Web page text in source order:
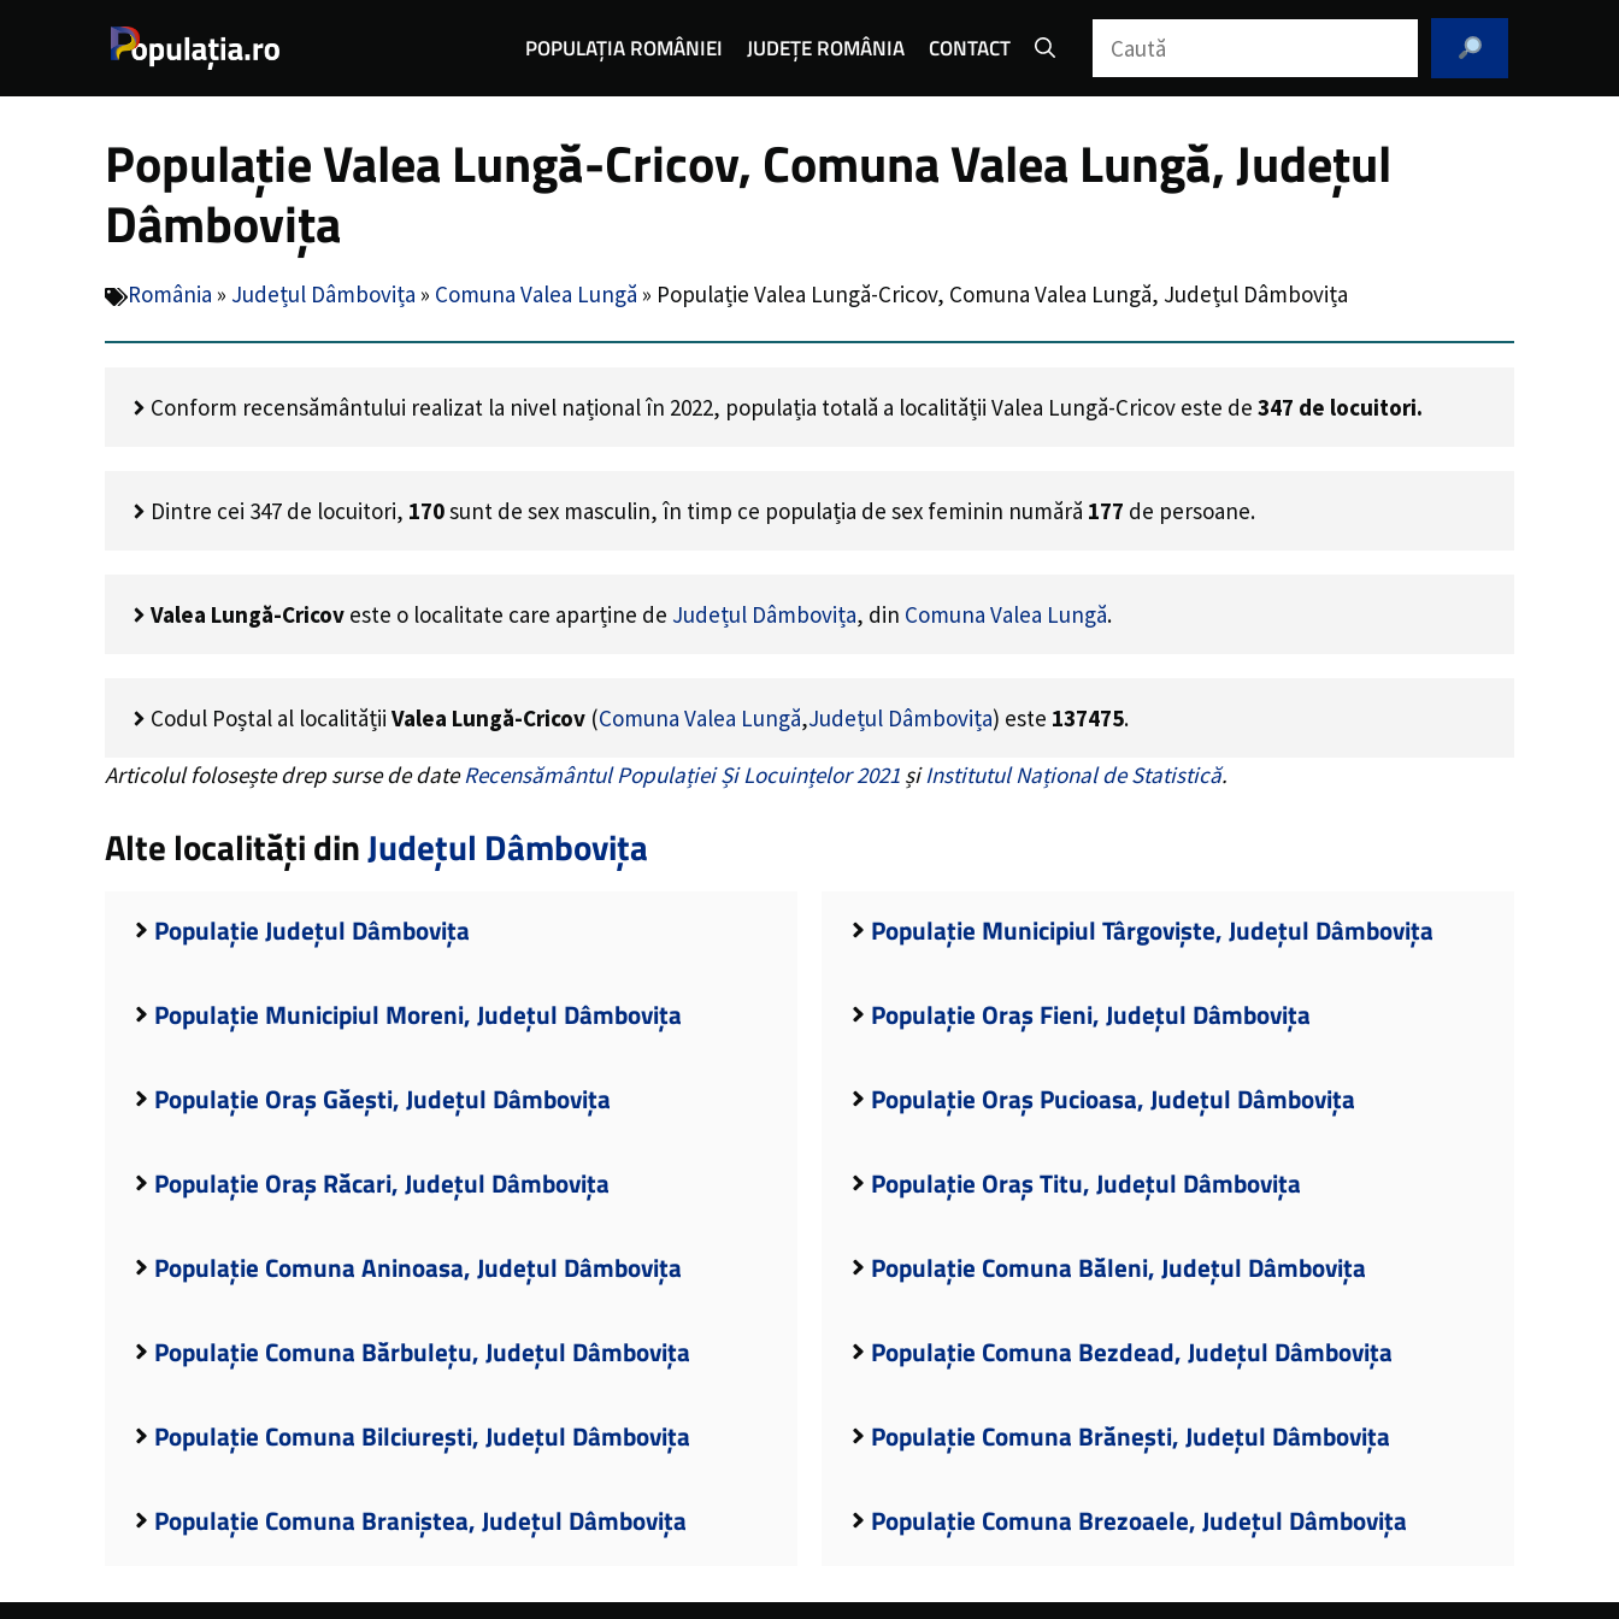
POPULAȚIA ROMÂNIEI JUDEȚE ROMÂNIA CONTACT Caută
Populație Valea Lungă-Cricov, Comuna Valea Lungă, Județul
Dâmbovița
România » Județul Dâmbovița » Comuna Valea Lungă » Populație Valea Lungă-Cricov, Comuna Valea Lungă, Județul Dâmbovița
Conform recensământului realizat la nivel național în 2022, populația totală a localității Valea Lungă-Cricov este de 347 de locuitori.
Dintre cei 347 de locuitori, 170sunt de sex masculin, în timp ce populația de sex feminin numără 177 de persoane.
Valea Lungă-Cricov este o localitate care aparține de Județul Dâmbovița, din Comuna Valea Lungă.
Codul Poștal al localității Valea Lungă-Cricov (Comuna Valea Lungă,Județul Dâmbovița) este 137475.
Articolul folosește drep surse de dateRecensământul Populației Și Locuințelor 2021 șiInstitutul Național de Statistică.
Alte localități dinJudețul Dâmbovița
Populație Județul Dâmbovița Populație Municipiul Târgoviște, Județul Dâmbovița
Populație Municipiul Moreni, Județul Dâmbovița Populație Oraș Fieni, Județul Dâmbovița
Populație Oraș Găești, Județul Dâmbovița Populație Oraș Pucioasa, Județul Dâmbovița
Populație Oraș Răcari, Județul Dâmbovița Populație Oraș Titu, Județul Dâmbovița
Populație Comuna Aninoasa, Județul Dâmbovița Populație Comuna Băleni, Județul Dâmbovița
Populație Comuna Bărbulețu, Județul Dâmbovița Populație Comuna Bezdead, Județul Dâmbovița
Populație Comuna Bilciurești, Județul Dâmbovița Populație Comuna Brănești, Județul Dâmbovița
Populație Comuna Braniștea, Județul Dâmbovița Populație Comuna Brezoaele, Județul Dâmbovița